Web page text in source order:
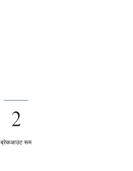
2
ब्रेकआउट रूम